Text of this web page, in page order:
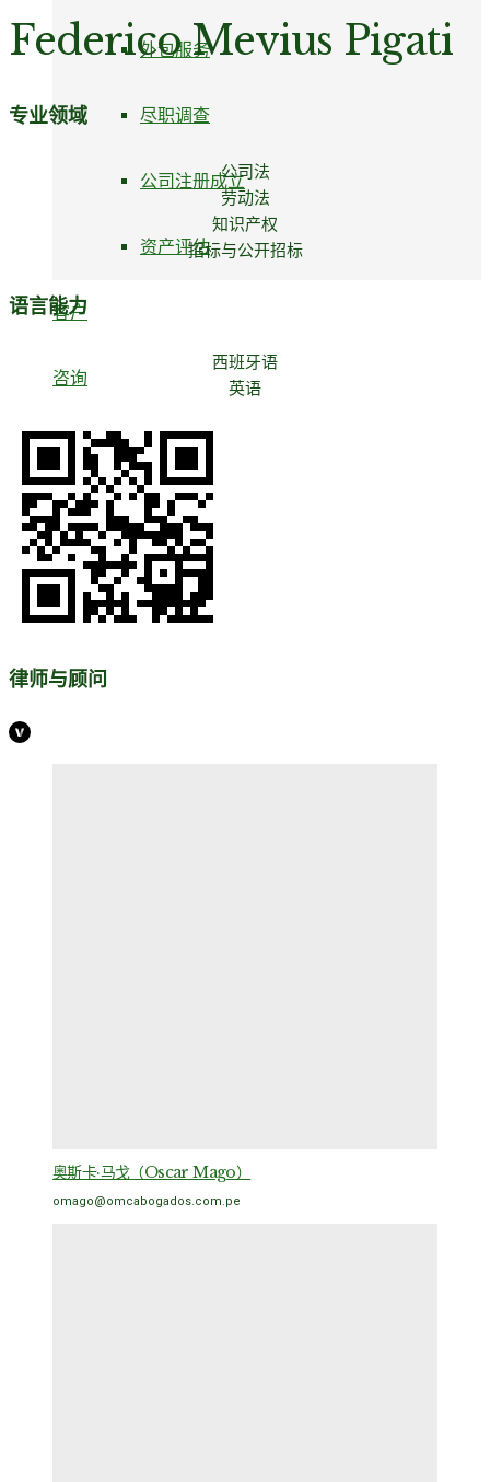
外包服务
尽职调查
公司注册成立
资产评估
客户
咨询
Federico Mevius Pigati
专业领域
公司法
劳动法
知识产权
招标与公开招标
语言能力
西班牙语
英语
律师与顾问
奥斯卡·马戈（Oscar Mago）
omago@omcabogados.com.pe